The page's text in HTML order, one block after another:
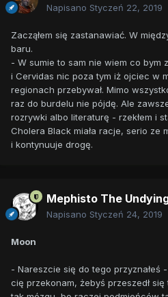
Napisano Styczeń 22, 2019
Zacząłem się zastanawiać. W
baru.
- W sumie to sam nie wiem co bym
i Cervidas nic poza tym iż ojciec w
regionach przebywał. Mimo
raz do burdelu nie pójdę. Ale
rozrywki albo literaturę - rzekłem i
Cholera Black miała racje, serio ze
i kontynuuje drogę.
Mephisto The
Napisano Styczeń 24, 2019
Moon
- Nareszcie się do tego przyznałeś
cię przekonam, żebyś przeszedł